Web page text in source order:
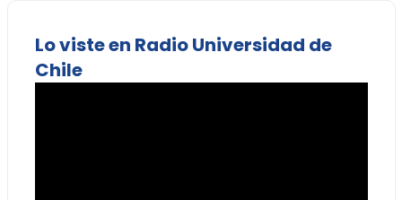
Lo viste en Radio Universidad de
Chile